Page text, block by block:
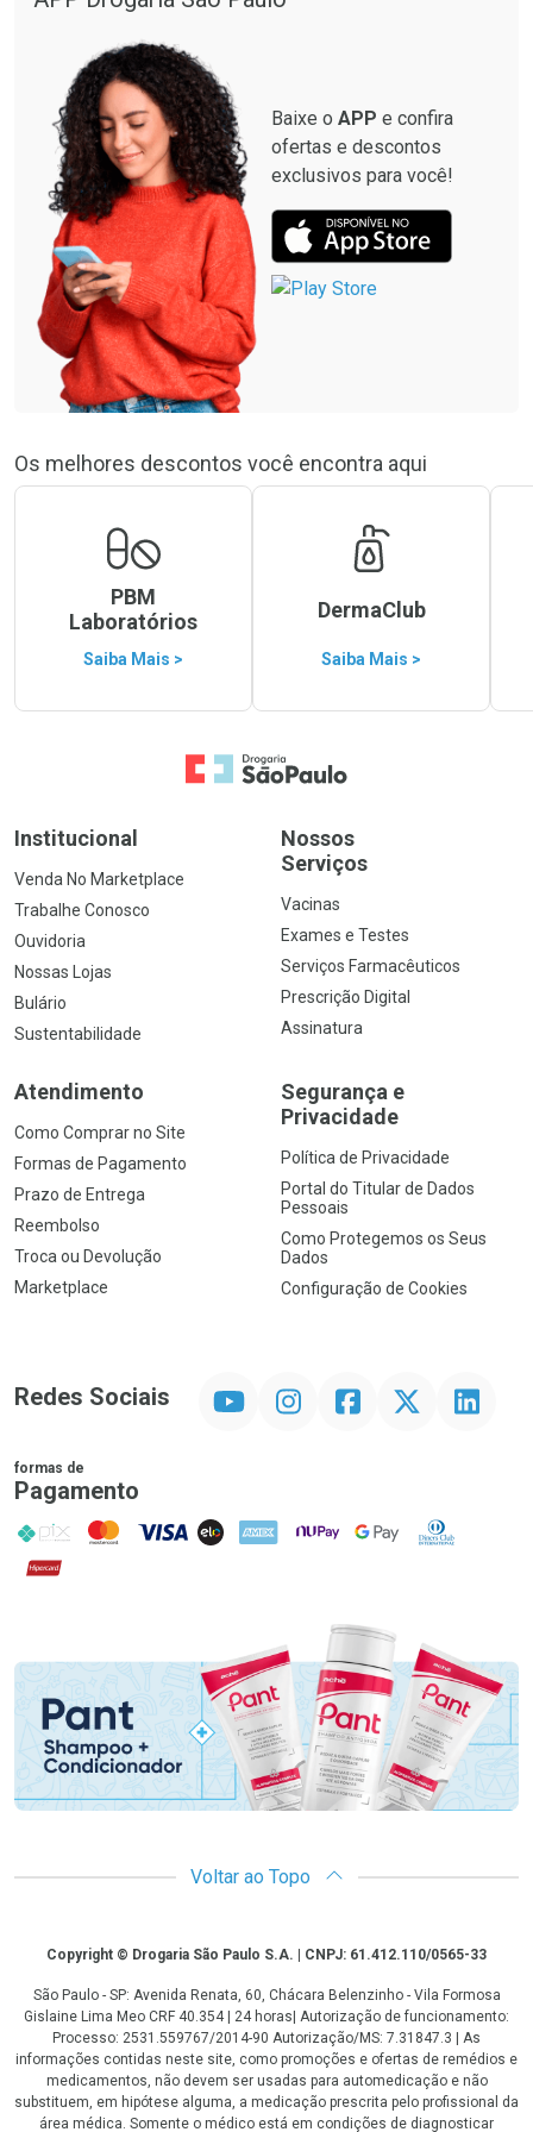
Baixe o APP e confira
ofertas e descontos
exclusivos para você!
Os melhores descontos você encontra aqui
PBM
Laboratórios
Saiba Mais >
DermaClub
Saiba Mais >
Ir para a Home
Institucional
Venda No Marketplace
Trabalhe Conosco
Ouvidoria
Nossas Lojas
Bulário
Sustentabilidade
Nossos
Serviços
Vacinas
Exames e Testes
Serviços Farmacêuticos
Prescrição Digital
Assinatura
Atendimento
Como Comprar no Site
Formas de Pagamento
Prazo de Entrega
Reembolso
Troca ou Devolução
Marketplace
Segurança e
Privacidade
Política de Privacidade
Portal do Titular de Dados
Pessoais
Como Protegemos os Seus
Dados
Configuração de Cookies
Redes Sociais InstagramFacebookTwitter Linkedin
formas de
Pagamento
PIX MasterCard
VISA ELO AMEX NuPay Google PayDiners Club
Hipercard
Voltar ao Topo
CopyrightCopyright © Drogaria São Paulo S.A. | CNPJ: 61.412.110/0565-33
São Paulo - SP: Avenida Renata, 60, Chácara Belenzinho - Vila Formosa
Gislaine Lima Meo CRF 40.354 | 24 horas| Autorização de funcionamento:
Processo: 2531.559767/2014-90 Autorização/MS: 7.31847.3 | As
informações contidas neste site, como promoções e ofertas de remédios e
medicamentos, não devem ser usadas para automedicação e não
substituem, em hipótese alguma, a medicação prescrita pelo profissional da
área médica. Somente o médico está em condições de diagnosticar